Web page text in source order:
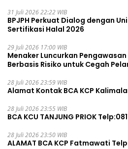
31 Juli 2026 22:22 WIB
BPJPH Perkuat Dialog dengan
Sertifikasi Halal 2026
29 Juli 2026 17:00 WIB
Menaker Luncurkan
Berbasis Risiko untuk Cegah
28 Juli 2026 23:59 WIB
Alamat Kontak BCA KCP
28 Juli 2026 23:55 WIB
BCA KCU TANJUNG PRIOK
28 Juli 2026 23:50 WIB
ALAMAT BCA KCP Fatmawati